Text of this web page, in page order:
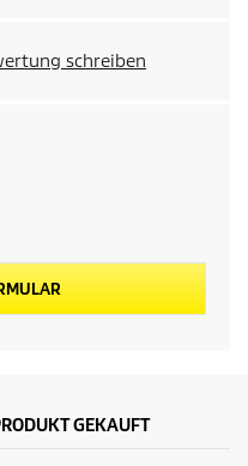
schreiben
GEKAUFT